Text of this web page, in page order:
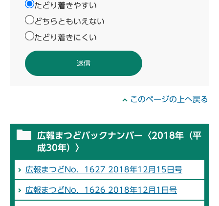
たどり着きやすい
どちらともいえない
たどり着きにくい
このページの上へ戻る
広報まつどバックナンバー〈2018年（平
成30年）〉
広報まつどNo．1627 2018年12月15日号
広報まつどNo．1626 2018年12月1日号